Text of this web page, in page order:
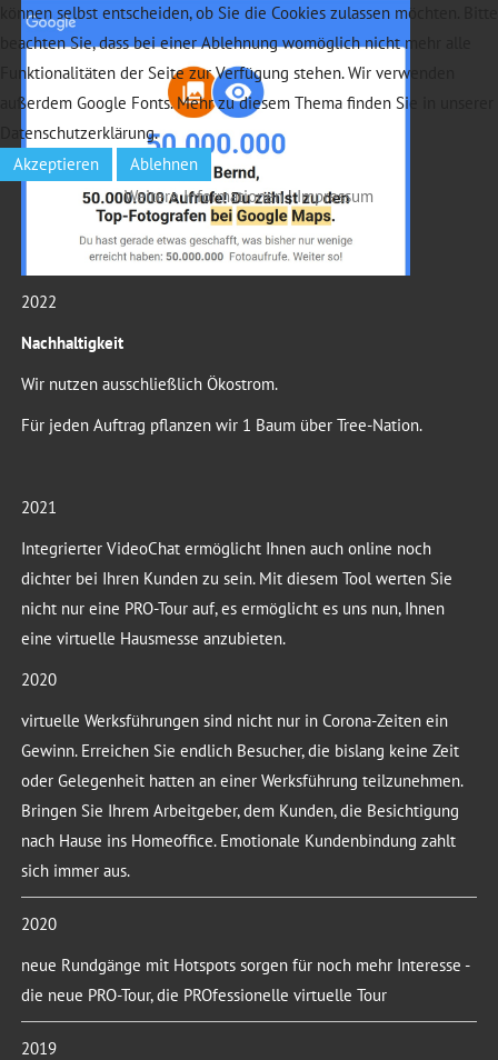
2022
Nachhaltigkeit
Wir nutzen ausschließlich Ökostrom.
Für jeden Auftrag pflanzen wir 1 Baum über Tree-Nation.
2021
Integrierter VideoChat ermöglicht Ihnen auch online noch
dichter bei Ihren Kunden zu sein. Mit diesem Tool werten Sie
nicht nur eine PRO-Tour auf, es ermöglicht es uns nun, Ihnen
eine virtuelle Hausmesse anzubieten.
2020
virtuelle Werksführungen sind nicht nur in Corona-Zeiten ein
Gewinn. Erreichen Sie endlich Besucher, die bislang keine Zeit
oder Gelegenheit hatten an einer Werksführung teilzunehmen.
Bringen Sie Ihrem Arbeitgeber, dem Kunden, die Besichtigung
nach Hause ins Homeoffice. Emotionale Kundenbindung zahlt
sich immer aus.
2020
neue Rundgänge mit Hotspots sorgen für noch mehr Interesse -
die neue PRO-Tour, die PROfessionelle virtuelle Tour
2019
können selbst entscheiden, ob Sie die Cookies zulassen möchten. Bitte
beachten Sie, dass bei einer Ablehnung womöglich nicht mehr alle
Funktionalitäten der Seite zur Verfügung stehen. Wir verwenden
außerdem Google Fonts. Mehr zu diesem Thema finden Sie in unserer
Datenschutzerklärung.
Akzeptieren
Ablehnen
Weitere Informationen|Impressum